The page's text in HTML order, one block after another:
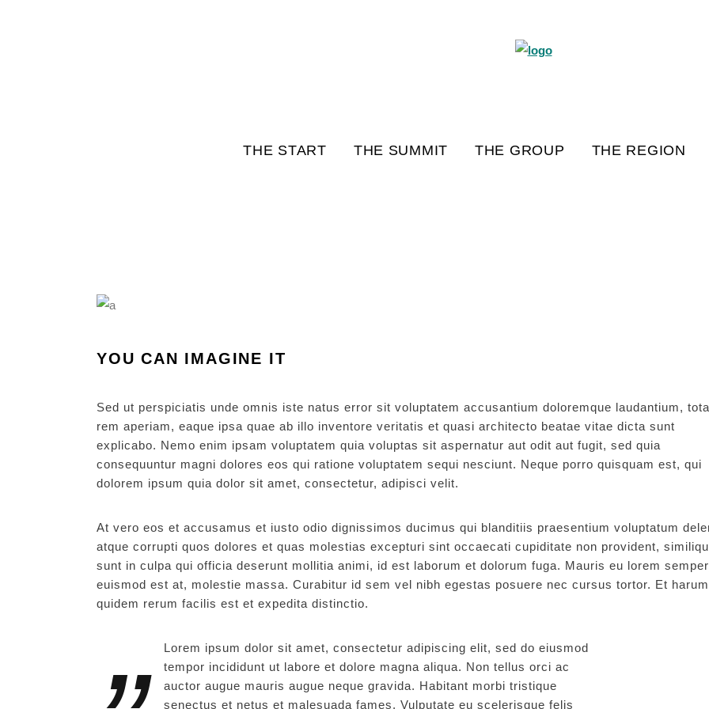
THE START THE SUMMIT THE GROUP THE REGION
YOU CAN IMAGINE IT
Sed ut perspiciatis unde omnis iste natus error sit voluptatem accusantium doloremque laudantium,
rem aperiam, eaque ipsa quae ab illo inventore veritatis et quasi architecto beatae vitae dicta sunt
explicabo. Nemo enim ipsam voluptatem quia voluptas sit aspernatur aut odit aut fugit, sed quia
consequuntur magni dolores eos qui ratione voluptatem sequi nesciunt. Neque porro quisquam est, qui
dolorem ipsum quia dolor sit amet, consectetur, adipisci velit.
At vero eos et accusamus et iusto odio dignissimos ducimus qui blanditiis praesentium voluptatum
atque corrupti quos dolores et quas molestias excepturi sint occaecati cupiditate non provident,
sunt in culpa qui officia deserunt mollitia animi, id est laborum et dolorum fuga. Mauris eu lorem
euismod est at, molestie massa. Curabitur id sem vel nibh egestas posuere nec cursus tortor. Et harum
quidem rerum facilis est et expedita distinctio.
Lorem ipsum dolor sit amet, consectetur adipiscing elit, sed do eiusmod
tempor incididunt ut labore et dolore magna aliqua. Non tellus orci ac
auctor augue mauris augue neque gravida. Habitant morbi tristique
senectus et netus et malesuada fames. Vulputate eu scelerisque felis